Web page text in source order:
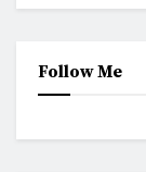
Follow Me